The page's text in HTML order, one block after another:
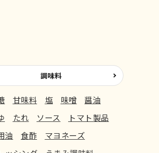
調味料
甘味料 塩 味噌
醤油
たれ ソース
トマト製品
油
食酢
マヨネーズ